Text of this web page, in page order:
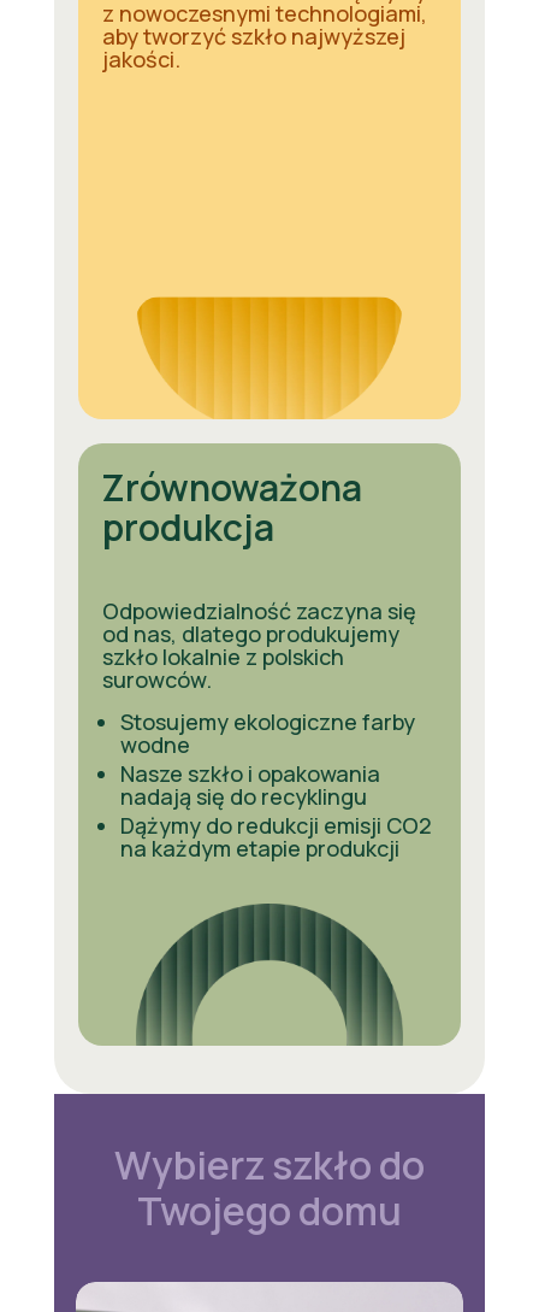
z nowoczesnymi technologiami,
aby tworzyć szkło najwyższej
jakości.
Zrównoważona
produkcja
Odpowiedzialność zaczyna się
od nas, dlatego produkujemy
szkło lokalnie z polskich
surowców.
Stosujemy ekologiczne farby
wodne
Nasze szkło i opakowania
nadają się do recyklingu
Dążymy do redukcji emisji CO2
na każdym etapie produkcji
Wybierz szkło do
Twojego domu